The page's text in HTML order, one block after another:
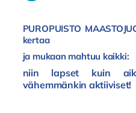
PUROPUISTO
kertaa
ja mukaan mahtuu kaikki:
niin lapset kuin
vähemmänkin aktiiviset!